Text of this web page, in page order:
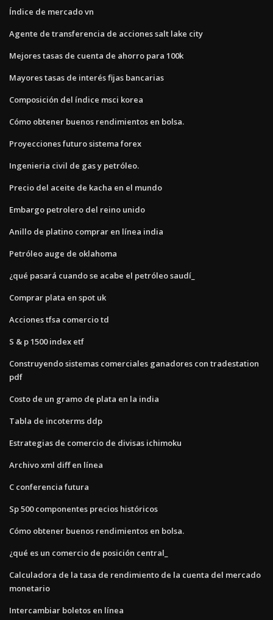
Índice de mercado vn
Agente de transferencia de acciones salt lake city
Mejores tasas de cuenta de ahorro para 100k
Mayores tasas de interés fijas bancarias
Composición del índice msci korea
Cómo obtener buenos rendimientos en bolsa.
Proyecciones futuro sistema forex
Ingenieria civil de gas y petróleo.
Precio del aceite de kacha en el mundo
Embargo petrolero del reino unido
Anillo de platino comprar en línea india
Petróleo auge de oklahoma
¿qué pasará cuando se acabe el petróleo saudí_
Comprar plata en spot uk
Acciones tfsa comercio td
S & p 1500 index etf
Construyendo sistemas comerciales ganadores con tradestation
pdf
Costo de un gramo de plata en la india
Tabla de incoterms ddp
Estrategias de comercio de divisas ichimoku
Archivo xml diff en línea
C conferencia futura
Sp 500 componentes precios históricos
Cómo obtener buenos rendimientos en bolsa.
¿qué es un comercio de posición central_
Calculadora de la tasa de rendimiento de la cuenta del mercado
monetario
Intercambiar boletos en línea